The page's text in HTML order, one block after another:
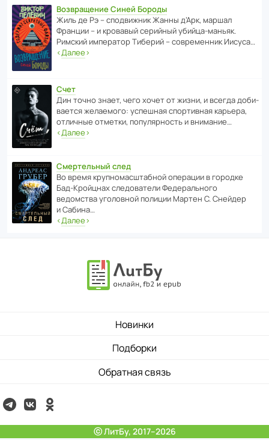
Возвращение Синей Бороды
Жиль де Рэ – спод­ви­жник Жанны д’Арк, маршал
Франции – и кровавый серийный убийца-маньяк.
Римский импе­ратор Тиберий – совре­менник Иисуса…
‹Далее›
Счет
Дин точно знает, чего хочет от жизни, и всегда доби­
ва­ется жела­е­мого: успе­шная спор­ти­вная карьера,
отли­чные отметки, попу­ля­р­ность и внимание…
‹Далее›
Смертельный след
Во время круп­но­мас­ш­та­бной операции в городке
Бад‑Крой­цнах следо­ва­тели Феде­раль­ного
ведомства уголо­вной полиции Мартен С. Снейдер
и Сабина…
‹Далее›
Новинки
Подборки
Обратная связь
ⓒ ЛитБу, 2017–2026